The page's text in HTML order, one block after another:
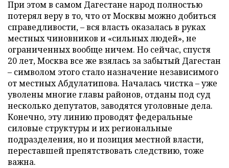
При этом в самом Дагестане народ полностью
потерял веру в то, что от Москвы можно добиться
справедливости, – вся власть оказалась в руках
местных чиновников и «сильных людей», не
ограниченных вообще ничем. Но сейчас, спустя
20 лет, Москва все же взялась за забытый Дагестан
– символом этого стало назначение независимого
от местных Абдулатипова. Началась чистка – уже
уволены многие главы районов, отданы под суд
несколько депутатов, заводятся уголовные дела.
Конечно, эту линию проводят федеральные
силовые структуры и их региональные
подразделения, но и позиция местной власти,
переставшей препятствовать следствию, тоже
важна.